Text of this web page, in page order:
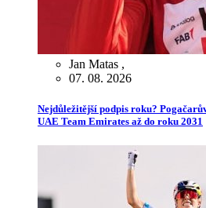
Jan Matas ,
07. 08. 2026
Nejdůležitější podpis roku?
UAE Team Emirates až do roku 2031